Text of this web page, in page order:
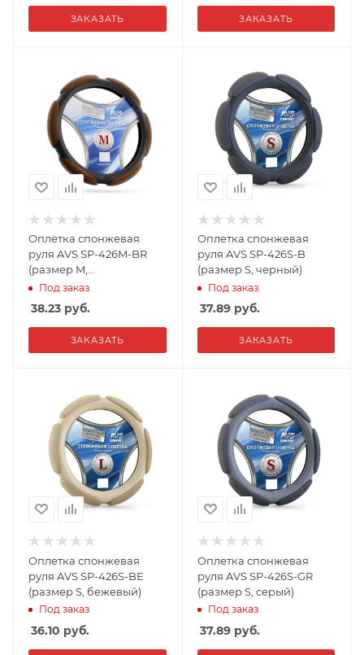
ЗАКАЗАТЬ ЗАКАЗАТЬ
Оплетка спонжевая
руля AVS SP-426M-BR
(размер M,
коричневый),Россия
Под заказ
38.23 руб.
ЗАКАЗАТЬ
Оплетка спонжевая
руля AVS SP-426S-B
(размер S, черный)
Под заказ
37.89руб.
ЗАКАЗАТЬ
Оплетка спонжевая
руля AVS SP-426S-BE
(размер S, бежевый)
Под заказ
36.10 руб.
Оплетка спонжевая
руля AVS SP-426S-GR
(размер S, серый)
Под заказ
37.89руб.